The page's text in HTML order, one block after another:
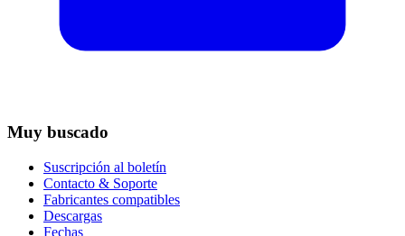
Muy buscado
Suscripción al boletín
Contacto & Soporte
Fabricantes compatibles
Descargas
Fechas